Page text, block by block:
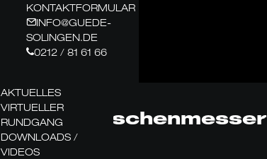
KONTAKTFORMULAR
INFO@GUEDE-
SOLINGEN.DE
0212 / 81 61 66
AKTUELLES
VIRTUELLER
RUNDGANG
DOWNLOADS /
VIDEOS
Taschenmesser